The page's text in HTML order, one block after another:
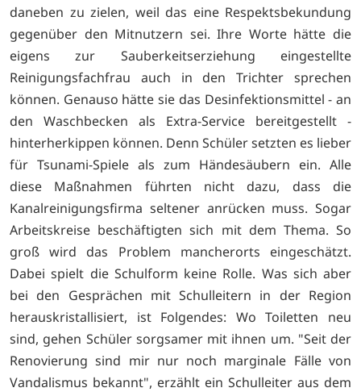
daneben zu zielen, weil das eine Respektsbekundung
gegenüber den Mitnutzern sei. Ihre Worte hätte die
eigens zur Sauberkeitserziehung eingestellte
Reinigungsfachfrau auch in den Trichter sprechen
können. Genauso hätte sie das Desinfektionsmittel - an
den Waschbecken als Extra-Service bereitgestellt -
hinterherkippen können. Denn Schüler setzten es lieber
für Tsunami-Spiele als zum Händesäubern ein. Alle
diese Maßnahmen führten nicht dazu, dass die
Kanalreinigungsfirma seltener anrücken muss. Sogar
Arbeitskreise beschäftigten sich mit dem Thema. So
groß wird das Problem mancherorts eingeschätzt.
Dabei spielt die Schulform keine Rolle. Was sich aber
bei den Gesprächen mit Schulleitern in der Region
herauskristallisiert, ist Folgendes: Wo Toiletten neu
sind, gehen Schüler sorgsamer mit ihnen um. "Seit der
Renovierung sind mir nur noch marginale Fälle von
Vandalismus bekannt", erzählt ein Schulleiter aus dem